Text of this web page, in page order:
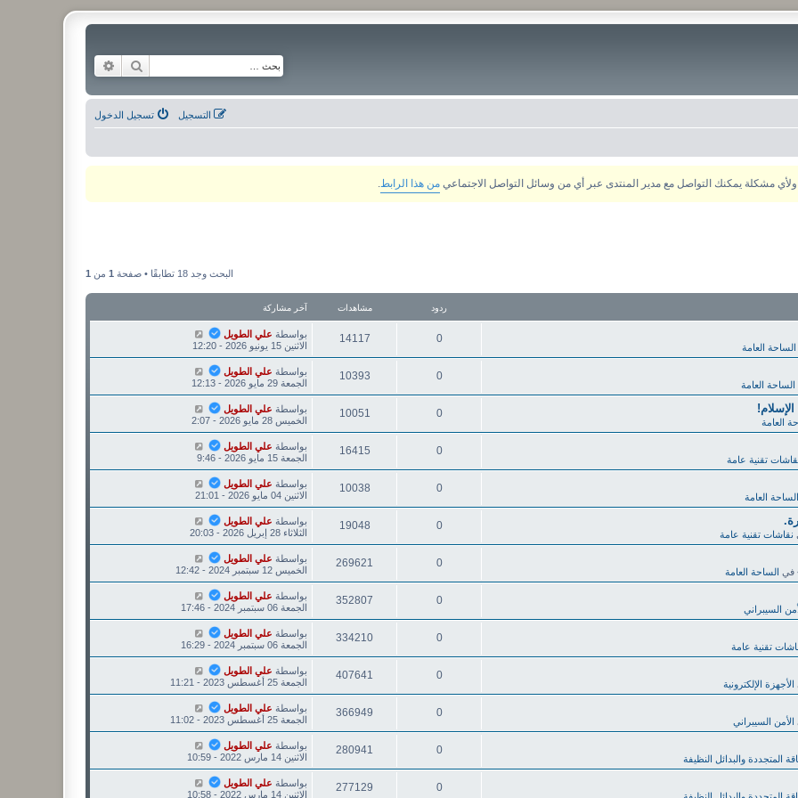
بحث
تسجيل الدخول التسجيل
من هذا الرابط
البحث وجد 18 تطابقًا • صفحة 1 من 1
ردود مشاهدات آخر مشاركة
الساحة العامة
0
14117 بواسطة علي الطويل
الاثنين 15 يونيو 2026 - 12:20
الساحة العامة
0
10393 بواسطة علي الطويل
الجمعة 29 مايو 2026 - 12:13
العامة
0
10051 بواسطة علي الطويل
الخميس 28 مايو 2026 - 2:07
تقنية عامة
0
16415 بواسطة علي الطويل
الجمعة 15 مايو 2026 - 9:46
الساحة العامة
0
10038 بواسطة علي الطويل
الاثنين 04 مايو 2026 - 21:01
نقاشات تقنية عامة
0
19048 بواسطة علي الطويل
الثلاثاء 28 إبريل 2026 - 20:03
في الساحة العامة
0
269621 بواسطة علي الطويل
الخميس 12 سبتمبر 2024 - 12:42
السيبراني
0
352807 بواسطة علي الطويل
الجمعة 06 سبتمبر 2024 - 17:46
تقنية عامة
0
334210 بواسطة علي الطويل
الجمعة 06 سبتمبر 2024 - 16:29
الأجهزة الإلكترونية
0
407641 بواسطة علي الطويل
الجمعة 25 أغسطس 2023 - 11:21
الأمن السيبراني
0
366949 بواسطة علي الطويل
الجمعة 25 أغسطس 2023 - 11:02
المتجددة والبدائل النظيفة
0
280941 بواسطة علي الطويل
الاثنين 14 مارس 2022 - 10:59
0
277129 بواسطة علي الطويل
الاثنين 14 مارس 2022 - 10:58